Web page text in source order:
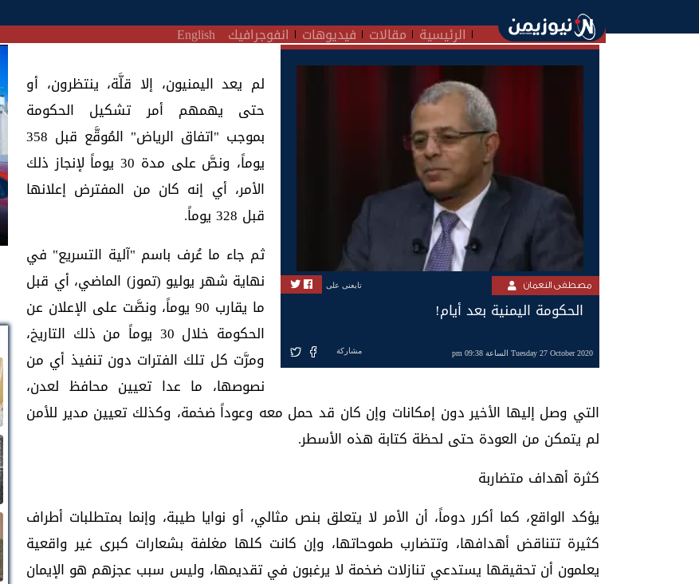
الرئيسية مقالات فيديوهات انفوجرافيك English
مصطفى النعمان تابعنى على
الحكومة اليمنية بعد أيام!
Tuesday 27 October 2020 الساعة 09:38 pm مشاركة
لم يعد اليمنيون، إلا قلَّة، ينتظرون، أو
حتى يهمهم أمر تشكيل الحكومة
بموجب "اتفاق الرياض" المُوقَّع قبل 358
يوماً، ونصَّ على مدة 30 يوماً لإنجاز ذلك
الأمر، أي إنه كان من المفترض إعلانها
قبل 328 يوماً.
ثم جاء ما عُرف باسم "آلية التسريع" في
نهاية شهر يوليو (تموز) الماضي، أي قبل
ما يقارب 90 يوماً، ونصَّت على الإعلان عن
الحكومة خلال 30 يوماً من ذلك التاريخ،
ومرَّت كل تلك الفترات دون تنفيذ أي من
نصوصها، ما عدا تعيين محافظ لعدن،
التي وصل إليها الأخير دون إمكانات وإن كان قد حمل معه وعوداً ضخمة، وكذلك تعيين مدير للأمن
لم يتمكن من العودة حتى لحظة كتابة هذه الأسطر.
كثرة أهداف متضاربة
يؤكد الواقع، كما أكرر دوماً، أن الأمر لا يتعلق بنص مثالي، أو نوايا طيبة، وإنما بمتطلبات أطراف
كثيرة تتناقض أهدافها، وتتضارب طموحاتها، وإن كانت كلها مغلفة بشعارات كبرى غير واقعية
يعلمون أن تحقيقها يستدعي تنازلات ضخمة لا يرغبون في تقديمها، وليس سبب عجزهم هو الإيمان